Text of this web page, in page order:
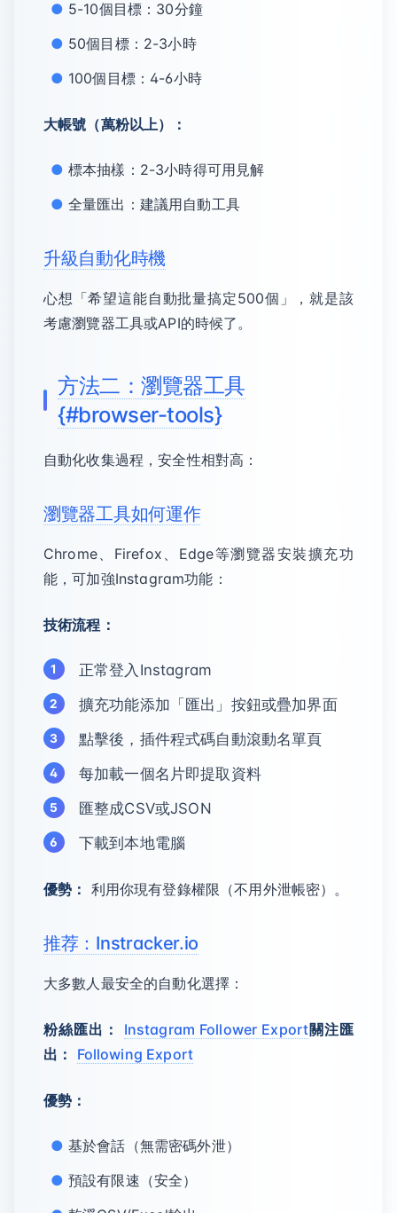
5-10個目標：30分鐘
50個目標：2-3小時
100個目標：4-6小時
大帳號（萬粉以上）：
標本抽樣：2-3小時得可用見解
全量匯出：建議用自動工具
升級自動化時機
心想「希望這能自動批量搞定500個」，就是該
考慮瀏覽器工具或API的時候了。
方法二：瀏覽器工具
{#browser-tools}
自動化收集過程，安全性相對高：
瀏覽器工具如何運作
Chrome、Firefox、Edge等瀏覽器安裝擴充功
能，可加強Instagram功能：
技術流程：
正常登入Instagram
擴充功能添加「匯出」按鈕或疊加界面
點擊後，插件程式碼自動滾動名單頁
每加載一個名片即提取資料
匯整成CSV或JSON
下載到本地電腦
優勢： 利用你現有登錄權限（不用外泄帳密）。
推荐：Instracker.io
大多數人最安全的自動化選擇：
粉絲匯出： Instagram Follower Export關注匯
出：
Following Export
優勢：
基於會話（無需密碼外泄）
預設有限速（安全）